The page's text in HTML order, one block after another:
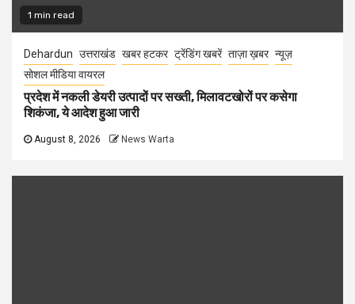
1 min read
Dehardun उत्तराखंड खबर हटकर ट्रेंडिंग खबरें ताज़ा ख़बर न्यूज़
सोशल मीडिया वायरल
प्रदेश में नकली डेयरी उत्पादों पर सख्ती, मिलावटखोरों पर कसेगा
शिकंजा, ये आदेश हुआ जारी
August 8, 2026 News Warta